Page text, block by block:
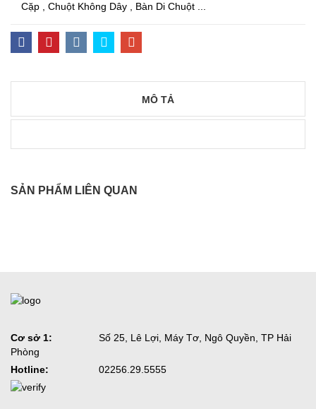
Cặp , Chuột Không Dây , Bàn Di Chuột ...
MÔ TẢ
SẢN PHẨM LIÊN QUAN
Cơ sở 1:
Số 25, Lê Lợi, Máy Tơ, Ngô Quyền, TP Hải
Phòng
Hotline:
02256.29.5555